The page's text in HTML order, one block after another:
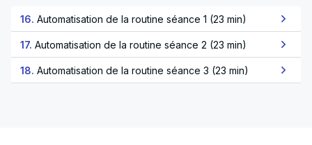
16. Automatisation de la routine séance 1 (23 min)
17. Automatisation de la routine séance 2 (23 min)
18. Automatisation de la routine séance 3 (23 min)